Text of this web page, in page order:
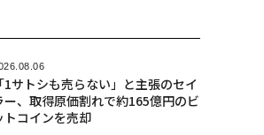
「1サトシも売らない」と主張のセイ
ー、取得原価割れで約165億円のビ
トコインを売却